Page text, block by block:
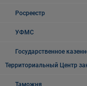
Росреестр
УФМС
Государственное
Территориальный Центр
Таможня